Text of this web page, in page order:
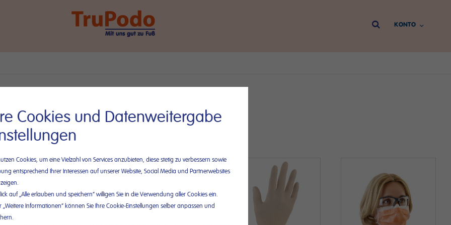
Direkt
KONTO
ausrüstung
nach
Cookies und Datenweitergabe
Cookies, um eine Vielzahl von Services anzubieten, diese stetig zu verbessern sowie
entsprechend Ihrer Interessen auf unserer Website, Social Media und Partnerwebsites
auf „Alle erlauben und speichern“ willigen Sie in die Verwendung aller Cookies ein.
„Weitere Informationen“ können Sie Ihre Cookie-Einstellungen selber anpassen und